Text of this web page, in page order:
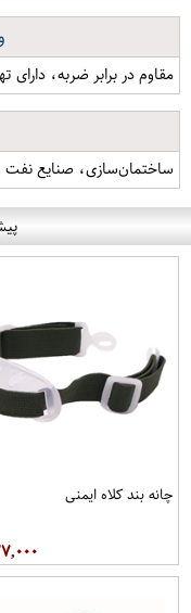
مقاوم در برابر ضربه،
ساختمان‌سازی، صنایع نفت
چانه بند کلاه ایمنی